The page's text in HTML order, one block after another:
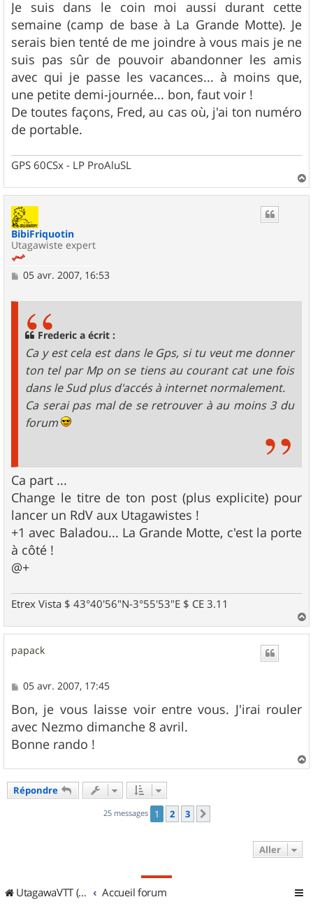
s
s
a
g
e
Je suis dans le coin moi aussi durant cette
semaine (camp de base à La Grande Motte). Je
serais bien tenté de me joindre à vous mais je ne
suis pas sûr de pouvoir abandonner les amis
avec qui je passe les vacances... à moins que,
une petite demi-journée... bon, faut voir !
De toutes façons, Fred, au cas où, j'ai ton numéro
de portable.
GPS 60CSx - LP ProAluSL
a
BibiFriquotin
Utagawiste expert
M
05 avr. 2007, 16:53
Frederic a écrit :
Ca y est cela est dans le Gps, si tu veut me donner
ton tel par Mp on se tiens au courant cat une fois
dans le Sud plus d'accés à internet normalement.
Ca serai pas mal de se retrouver à au moins 3 du
forum
Ca part ...
Change le titre de ton post (plus explicite) pour
lancer un RdV aux Utagawistes !
+1 avec Baladou... La Grande Motte, c'est la porte
à côté !
@+
Etrex Vista $ 43°40'56"N-3°55'53"E $ CE 3.11
a
u
papack
M
s
s
a
g
e
05 avr. 2007, 17:45
Bon, je vous laisse voir entre vous. J'irai rouler
avec Nezmo dimanche 8 avril.
Bonne rando !
a
Répondre
25 messages 1 2 3
Aller
UtagawaVTT (Randos VTT et VTTAE avec traces GPS) Accueil forum